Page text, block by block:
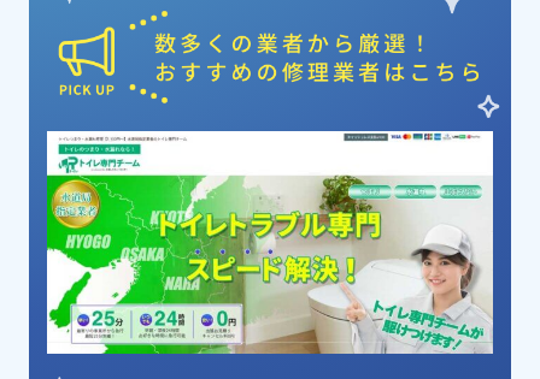
ピックアップ業者